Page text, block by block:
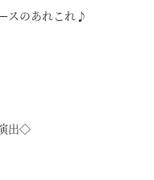
スのあれこれ♪
出◇